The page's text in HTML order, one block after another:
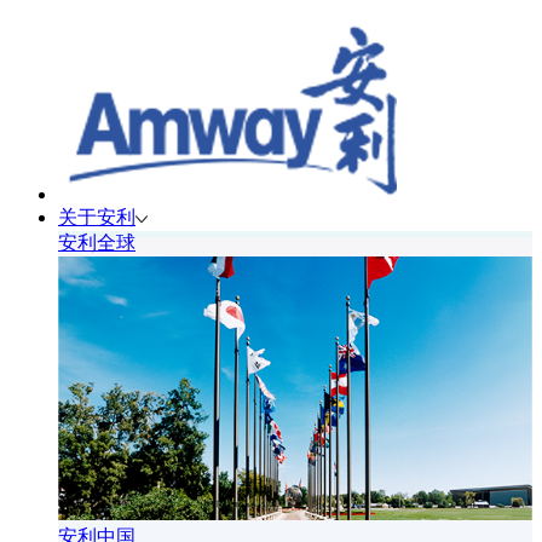
关于安利
安利全球
安利中国